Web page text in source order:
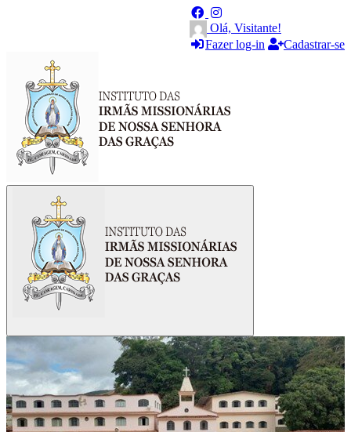
Olá, Visitante!
Fazer log-in
Cadastrar-se